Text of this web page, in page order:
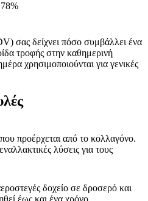
σας δείχνει πόσο συμβάλλει ένα
τροφής στην καθημερινή
χρησιμοποιούνται για γενικές
προέρχεται από το κολλαγόνο.
λύσεις για τους
δοχείο σε δροσερό και
έως και ένα χρόνο.